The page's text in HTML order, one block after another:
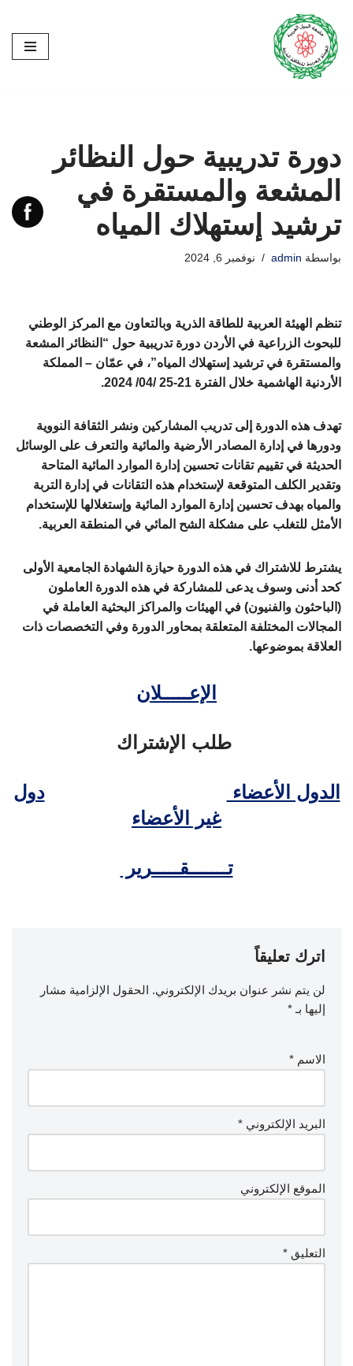
تخطى
إلى
المحتوى
دورة تدريبية حول النظائر
المشعة والمستقرة في
ترشيد إستهلاك المياه
بواسطة admin نوفمبر 6, 2024
تنظم الهيئة العربية للطاقة الذرية وبالتعاون مع المركز الوطني
للبحوث الزراعية في الأردن دورة تدريبية حول “النظائر المشعة
والمستقرة في ترشيد إستهلاك المياه”، في عمّان – المملكة
الأردنية الهاشمية خلال الفترة 21-25 /04/ 2024.
تهدف هذه الدورة إلى تدريب المشاركين ونشر الثقافة النووية
ودورها في إدارة المصادر الأرضية والمائية والتعرف على الوسائل
الحديثة في تقييم تقانات تحسين إدارة الموارد المائية المتاحة
وتقدير الكلف المتوقعة لإستخدام هذه التقانات في إدارة التربة
والمياه بهدف تحسين إدارة الموارد المائية وإستغلالها للإستخدام
الأمثل للتغلب على مشكلة الشح المائي في المنطقة العربية.
يشترط للاشتراك في هذه الدورة حيازة الشهادة الجامعية الأولى
كحد أدنى وسوف يدعى للمشاركة في هذه الدورة العاملون
(الباحثون والفنيون) في الهيئات والمراكز البحثية العاملة في
المجالات المختلفة المتعلقة بمحاور الدورة وفي التخصصات ذات
العلاقة بموضوعها.
الإعـــــلان
طلب الإشتراك
الدول الأعضاء
دول
غير الأعضاء
تـــــــقـــــرير
اترك تعليقاً
لن يتم نشر عنوان بريدك الإلكتروني. الحقول الإلزامية مشار
إليها بـ *
الاسم *
البريد الإلكتروني *
الموقع الإلكتروني
التعليق *